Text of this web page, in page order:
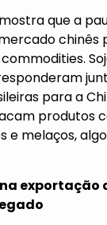
que a
chinês
para a
produtos
e melaços,
exportação